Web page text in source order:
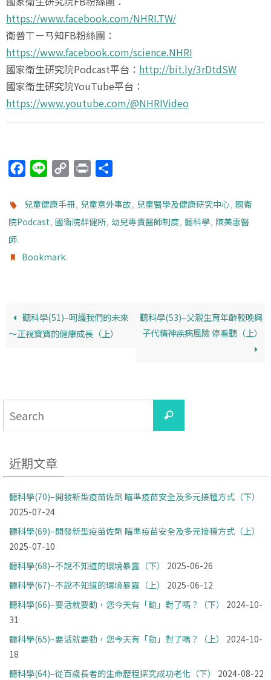
https://www.facebook.com/NHRI.TW/
衛普ㄒㄧㄢ知FB粉絲團：
https://www.facebook.com/science.NHRI
國家衛生研究院Podcast平台： http://bit.ly/3rDtdSW
國家衛生研究院YouTube平台：
https://www.youtube.com/@NHRIVideo
c
e
o
n
e
p
y
i
n
兒童健康手冊, 兒童意外事故, 兒童醫學及健康研究中心,國衛
院Podcast, 國衛院群健所, 幼兒專責醫師制度, 聽科學, 陳美惠醫
師.
Bookmark.
聽科學(51)–呵護我們的未來
～正視寶寶的健康成長（上）
聽科學(53)–父親生育年齡較晚與
子代精神疾病風險 停看聽（上）
Search
近期文章
聽科學(70)–開發新型疫苗佐劑 瞄準疫苗安全及多元接種方式（下）
2025-07-24
聽科學(69)–開發新型疫苗佐劑 瞄準疫苗安全及多元接種方式（上）
2025-07-10
聽科學(68)–不說不知道的環境暴露（下）
2025-06-26
聽科學(67)–不說不知道的環境暴露（上）
2025-06-12
聽科學(66)–要活就要動，您今天有「動」對了嗎？（下）
2024-10-
31
聽科學(65)–要活就要動，您今天有「動」對了嗎？（上）
2024-10-
18
聽科學(64)–從百歲長者的生命歷程探究成功老化（下）
2024-08-22